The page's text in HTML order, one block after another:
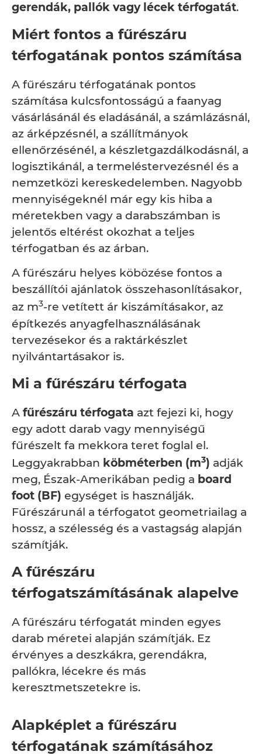
gerendák, pallók vagy lécek térfogatát.
Miért fontos a fűrészáru
térfogatának pontos számítása
A fűrészáru térfogatának pontos
számítása kulcsfontosságú a faanyag
vásárlásánál és eladásánál, a számlázásnál,
az árképzésnél, a szállítmányok
ellenőrzésénél, a készletgazdálkodásnál, a
logisztikánál, a termeléstervezésnél és a
nemzetközi kereskedelemben. Nagyobb
mennyiségeknél már egy kis hiba a
méretekben vagy a darabszámban is
jelentős eltérést okozhat a teljes
térfogatban és az árban.
A fűrészáru helyes köbözése fontos a
beszállítói ajánlatok összehasonlításakor,
az m3-re vetített ár kiszámításakor, az
építkezés anyagfelhasználásának
tervezésekor és a raktárkészlet
nyilvántartásakor is.
Mi a fűrészáru térfogata
A fűrészáru térfogata azt fejezi ki, hogy
egy adott darab vagy mennyiségű
fűrészelt fa mekkora teret foglal el.
Leggyakrabban köbméterben (m3) adják
meg, Észak-Amerikában pedig a board
foot (BF) egységet is használják.
Fűrészárunál a térfogatot geometriailag a
hossz, a szélesség és a vastagság alapján
számítják.
A fűrészáru
térfogatszámításának alapelve
A fűrészáru térfogatát minden egyes
darab méretei alapján számítják. Ez
érvényes a deszkákra, gerendákra,
pallókra, lécekre és más
keresztmetszetekre is.
Alapképlet a fűrészáru
térfogatának számításához